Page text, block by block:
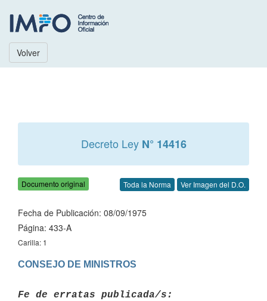
Volver
Decreto Ley N° 14416
Documento original Toda la Norma Ver Imagen del D.O.
Fecha de Publicación: 08/09/1975
Página: 433-A
Carilla: 1
CONSEJO DE MINISTROS
Fe de erratas publicada/s: